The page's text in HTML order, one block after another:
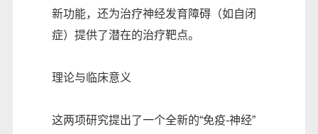
新功能，还为治疗神经发育障碍（如自闭
症）提供了潜在的治疗靶点。
理论与临床意义
这两项研究提出了一个全新的“免疫-神经”